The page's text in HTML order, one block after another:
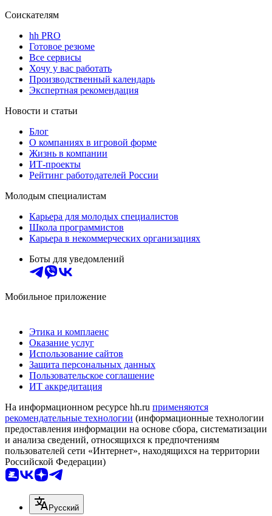
Соискателям
hh PRO
Готовое резюме
Все сервисы
Хочу у вас работать
Производственный календарь
Экспертная рекомендация
Новости и статьи
Блог
О компаниях в игровой форме
Жизнь в компании
ИТ-проекты
Рейтинг работодателей России
Молодым специалистам
Карьера для молодых специалистов
Школа программистов
Карьера в некоммерческих организациях
Боты для уведомлений
Мобильное приложение
Этика и комплаенс
Оказание услуг
Использование сайтов
Защита персональных данных
Пользовательское соглашение
ИТ аккредитация
На информационном ресурсе hh.ru применяются
рекомендательные технологии (информационные технологии
предоставления информации на основе сбора, систематизации
и анализа сведений, относящихся к предпочтениям
пользователей сети «Интернет», находящихся на территории
Российской Федерации)
Русский